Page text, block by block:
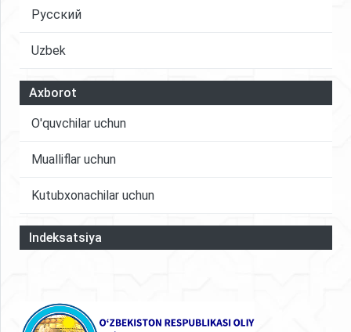
Русский
Uzbek
Axborot
O'quvchilar uchun
Mualliflar uchun
Kutubxonachilar uchun
Indeksatsiya